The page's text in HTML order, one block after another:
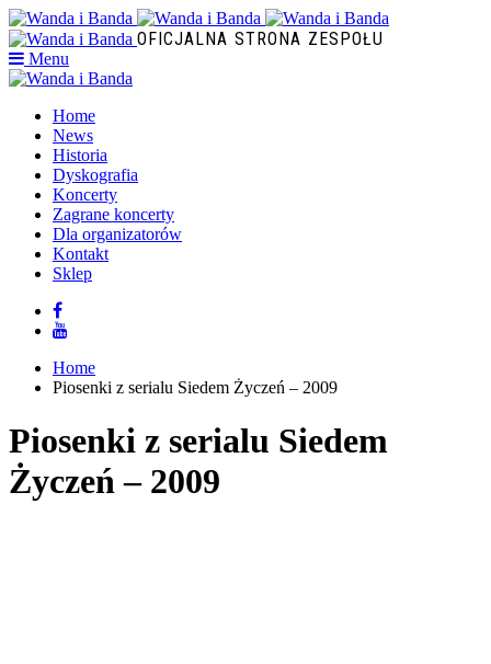
OFICJALNA STRONA ZESPOŁU
Menu
Home
News
Historia
Dyskografia
Koncerty
Zagrane koncerty
Dla organizatorów
Kontakt
Sklep
Home
Piosenki z serialu Siedem Życzeń – 2009
Piosenki z serialu Siedem
Życzeń – 2009